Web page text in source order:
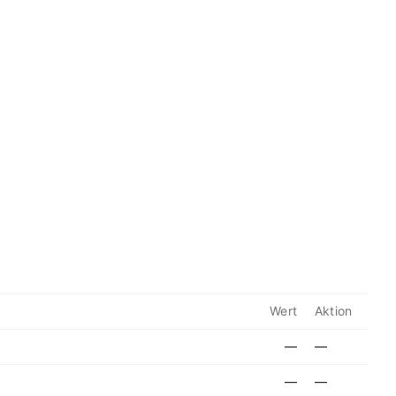
Wert Aktion
— —
— —